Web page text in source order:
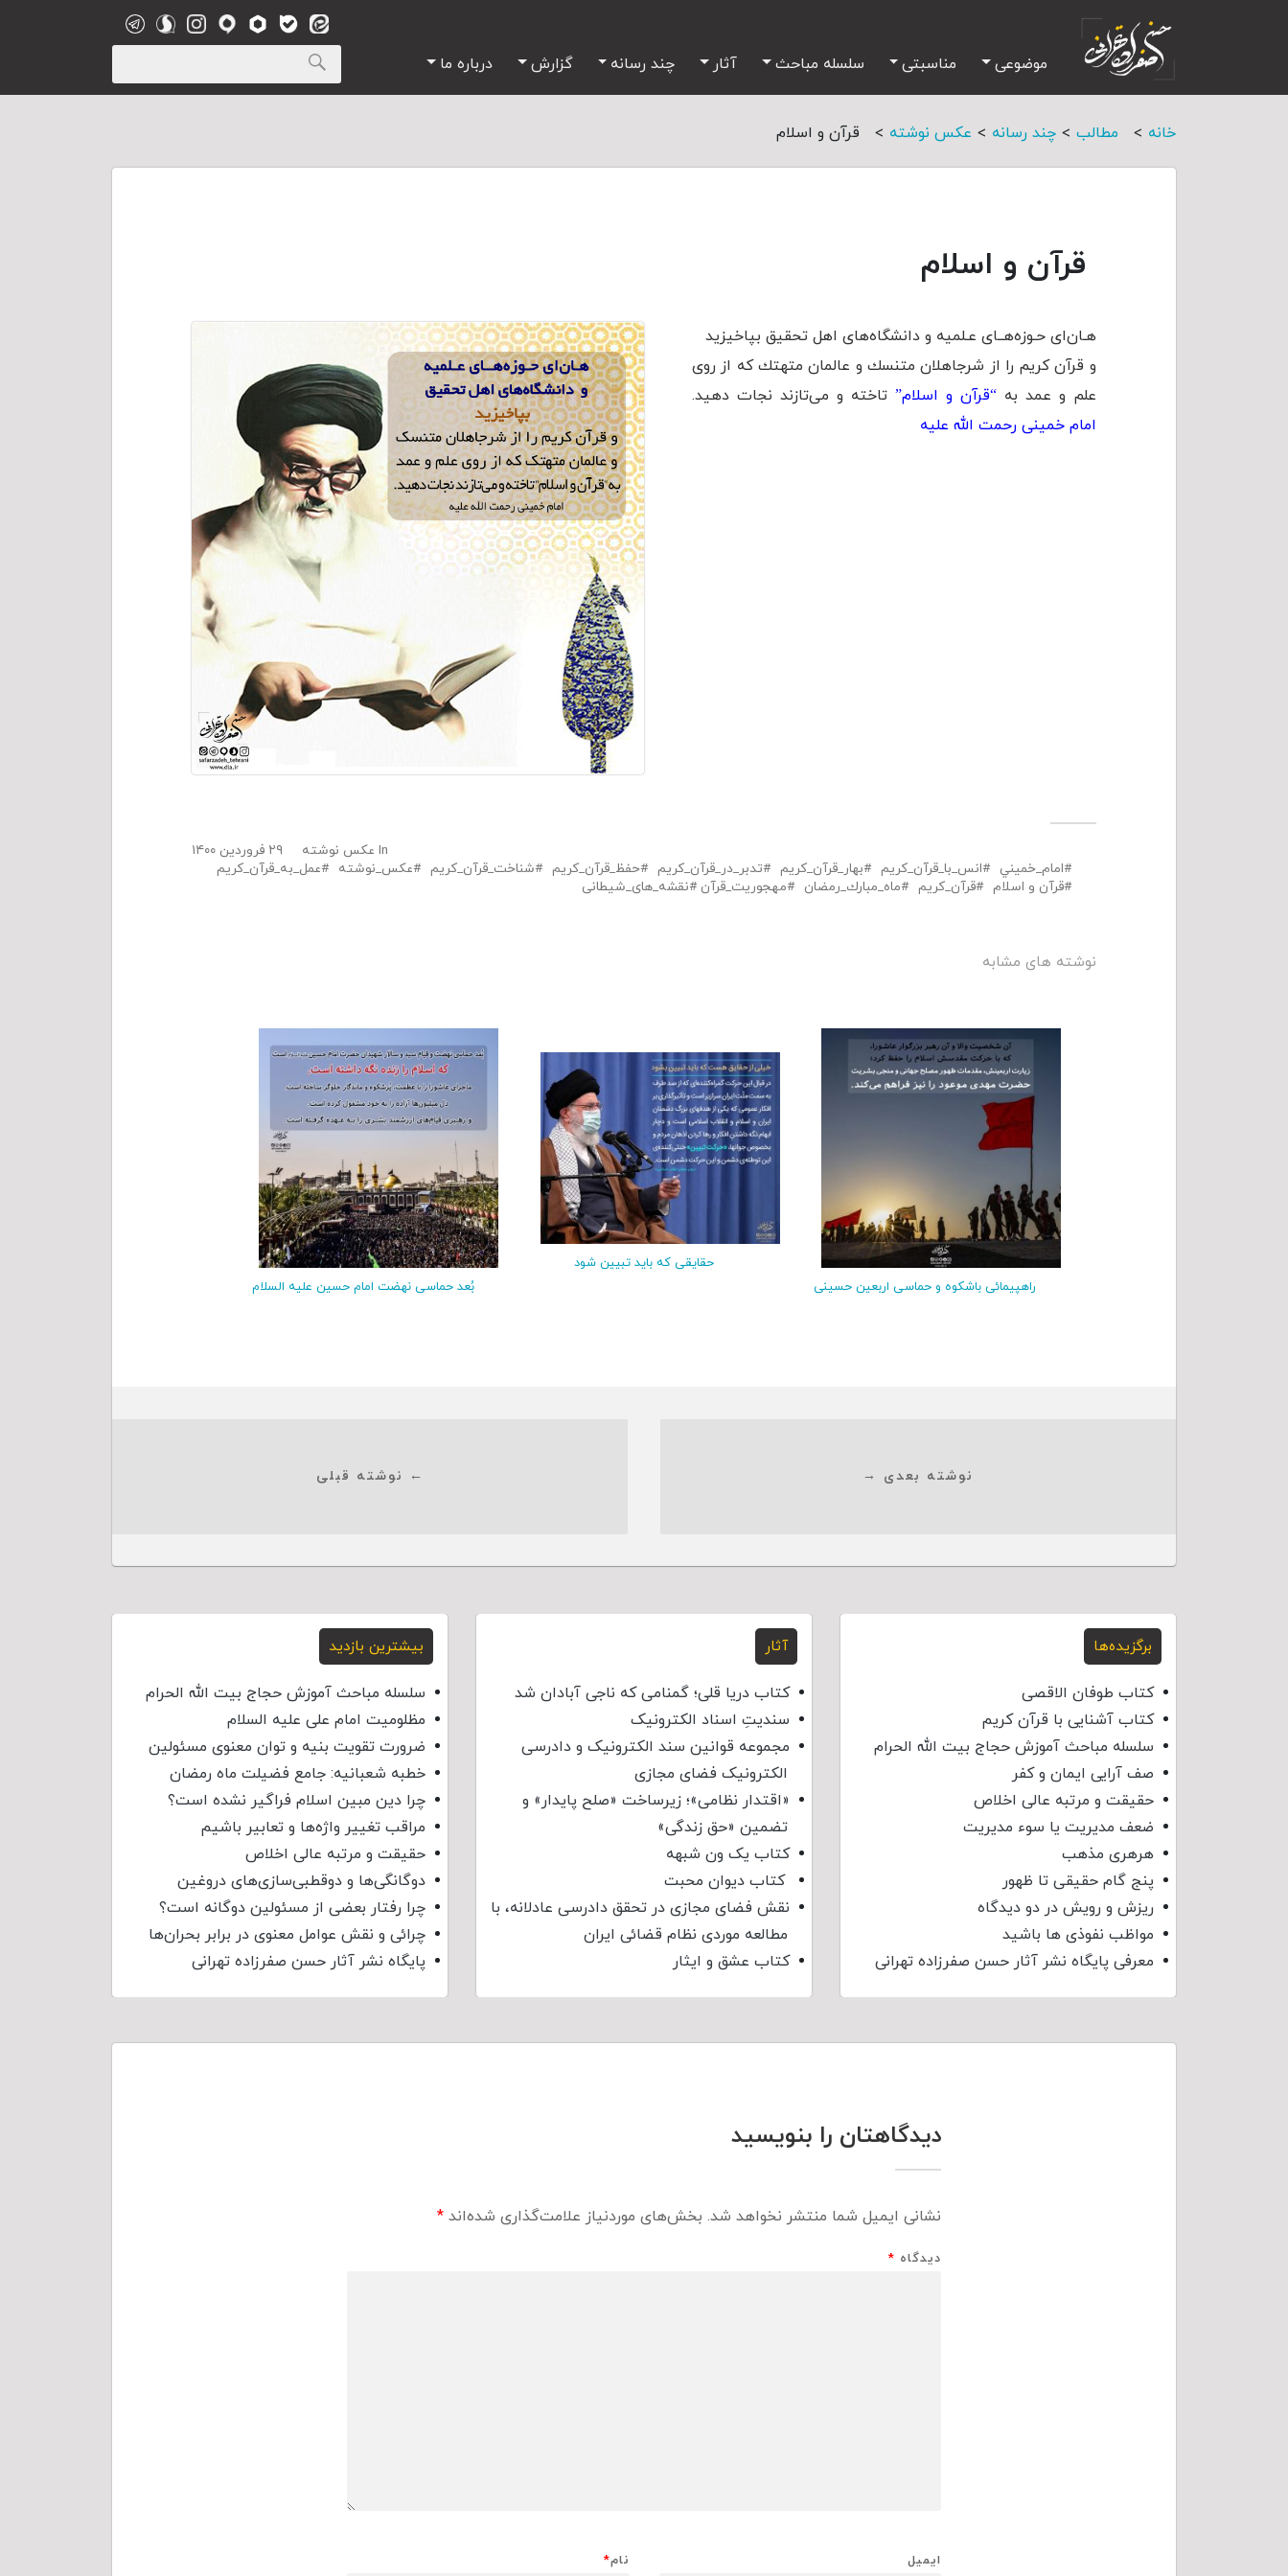
موضوعی مناسبتی سلسله مباحث آثار چند رسانه گزارش درباره ما
خانه > مطالب > چند رسانه > عکس نوشته > قرآن و اسلام
قرآن و اسلام
هـان‌ای حـوزه‌هــای عـلمیه و دانشگاه‌های اهل تحقیق بپاخیزید
و قرآن كریم را از شرجاهلان متنسك و عالمان متهتك كه از روی
علم و عمد به “قرآن و اسلام” تاخته و می‌تازند نجات دهید.
امام خمینی رحمت الله علیه
۲۹ فروردین ۱۴۰۰ In عکس نوشته
امام_خميني
انس_با_قرآن_كريم بهار_قرآن_كريم تدبر_در_قرآن_كريم حفظ_قرآن_كريم شناخت_قرآن_كريم عکس_نوشته
عمل_به_قرآن_كريم
قرآن و اسلام
قرآن_كريم ماه_مبارك_رمضان مهجوریت_قرآن نقشه_های_شیطانی
نوشته های مشابه
راهپیمائی باشکوه و حماسی اربعین حسینی
حقایقی که باید تبیین شود
بُعد حماسی نهضت امام حسین علیه السلام
← نوشته قبلی نوشته بعدی →
برگزیده‌ها
کتاب طوفان الاقصی
کتاب آشنایی با قرآن کریم
سلسله مباحث آموزش حجاج بیت الله الحرام
صف آرایی ایمان و کفر
حقیقت و مرتبه عالی اخلاص
ضعف مدیریت یا سوء مدیریت
هرهری مذهب
پنج گام حقیقی تا ظهور
ریزش و رویش در دو دیدگاه
مواظب نفوذی‌ ها باشید
معرفی پایگاه نشر آثار حسن صفرزاده تهرانی
آثار
کتاب دریا قلی؛ گمنامی که ناجی آبادان شد
سندیتِ اسناد الکترونیک
مجموعه قوانین سند الکترونیک و دادرسی
الکترونیک فضای مجازی
«اقتدار نظامی»؛ زیرساخت «صلح پایدار» و
تضمین «حق زندگی»
کتاب یک ون شبهه
کتاب دیوان محبت
نقش فضای مجازی در تحقق دادرسی عادلانه، با
مطالعه موردی نظام قضائی ایران
کتاب عشق و ایثار
بیشترین بازدید
سلسله مباحث آموزش حجاج بیت الله الحرام
مظلومیت امام علی علیه السلام
ضرورت تقویت بنیه و توان معنوی مسئولین
خطبه شعبانیه: جامع فضیلت ماه رمضان
چرا دین مبین اسلام فراگیر نشده است؟
مراقب تغییر واژه‌ها و تعابیر باشیم
حقیقت و مرتبه عالی اخلاص
دوگانگی‌ها و دوقطبی‌سازی‌های دروغین
چرا رفتار بعضی از مسئولین دوگانه است؟
چرائی و نقش عوامل معنوی در برابر بحران‌ها
پایگاه نشر آثار حسن صفرزاده تهرانی
دیدگاهتان را بنویسید
نشانی ایمیل شما منتشر نخواهد شد. بخش‌های موردنیاز علامت‌گذاری شده‌اند *
دیدگاه *
نام* ایمیل